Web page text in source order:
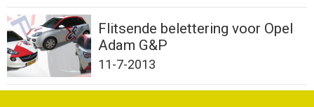
Flitsende belettering voor Opel
Adam G&P
11-7-2013